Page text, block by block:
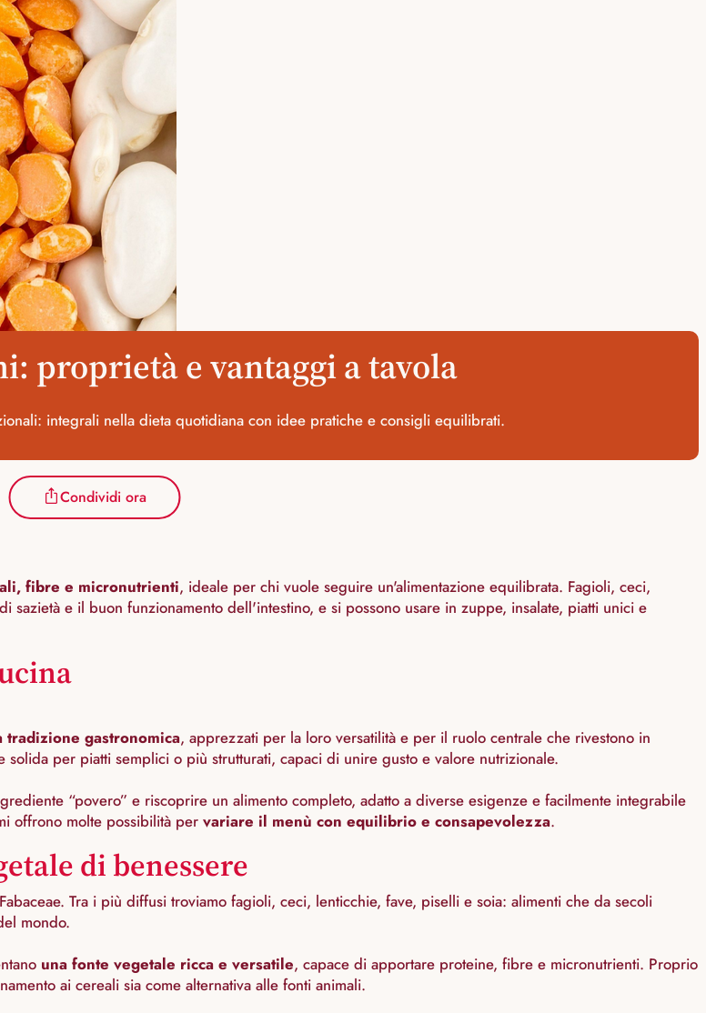
proprietà e vantaggi a tavola
integrali nella dieta quotidiana con idee pratiche e consigli equilibrati.
Condividi ora
fibre e micronutrienti, ideale per chi vuole seguire un'alimentazione equilibrata. Fagioli, ceci,
e il buon funzionamento dell'intestino, e si possono usare in zuppe, insalate, piatti unici e
gastronomica, apprezzati per la loro versatilità e per il ruolo centrale che rivestono in
solida per piatti semplici o più strutturati, capaci di unire gusto e valore nutrizionale.
“povero” e riscoprire un alimento completo, adatto a diverse esigenze e facilmente integrabile
offrono molte possibilità per variare il menù con equilibrio e consapevolezza.
di benessere
Tra i più diffusi troviamo fagioli, ceci, lenticchie, fave, piselli e soia: alimenti che da secoli
mondo.
una fonte vegetale ricca e versatile, capace di apportare proteine, fibre e micronutrienti. Proprio
ai cereali sia come alternativa alle fonti animali.